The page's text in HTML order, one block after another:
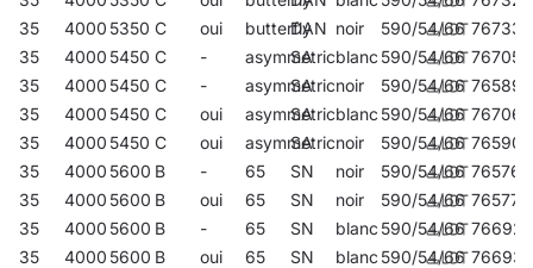
35
4000 5350 C oui butterfly
DAN noir 590/54/66 767333
35
4000 5450 C - asymmetric
SA blanc 590/54/66 767050
35
4000 5450 C - asymmetric
SA noir 590/54/66 765896
35
4000 5450 C oui asymmetric
SA blanc 590/54/66 767067
35
4000 5450 C oui asymmetric
SA noir 590/54/66 765902
35
4000 5600 B - 65 SN noir 590/54/66 765766
35
4000 5600 B oui 65 SN noir 590/54/66 765773
35
4000 5600 B - 65 SN blanc 590/54/66 766923
35
4000 5600 B oui 65 SN blanc 590/54/66 766930